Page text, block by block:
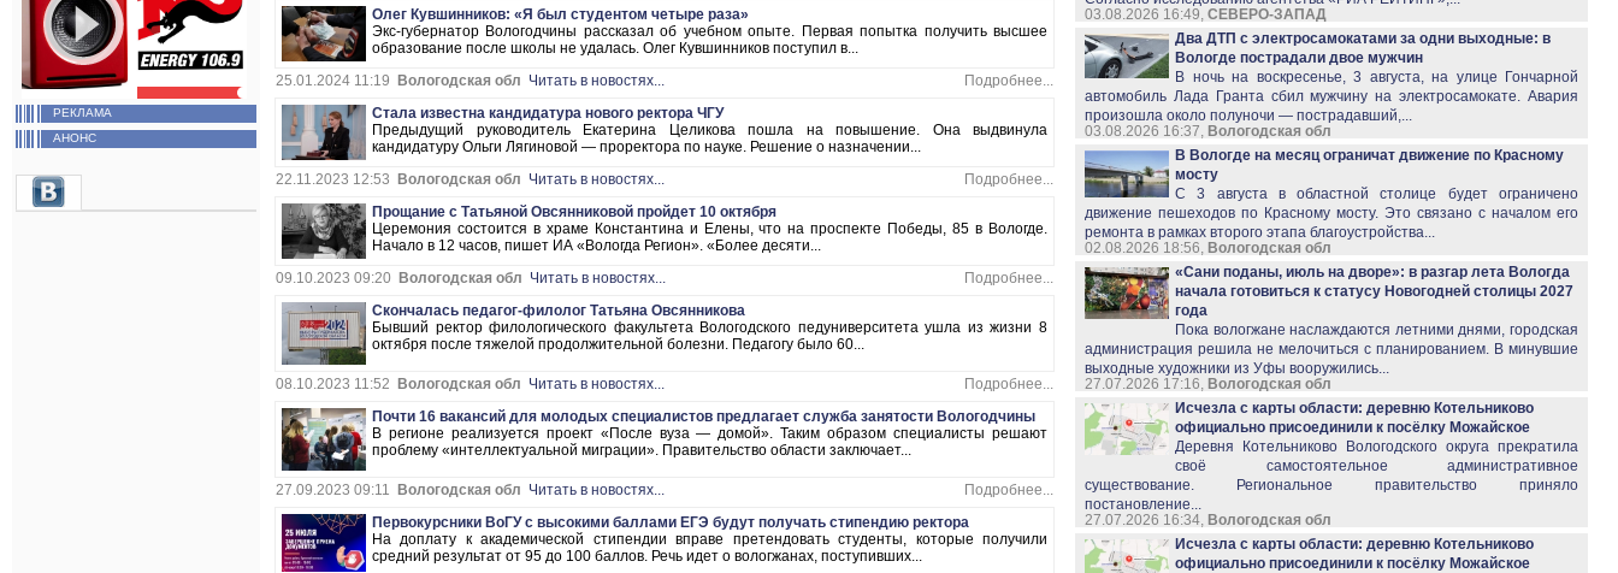
РЕКЛАМА
АНОНС
Олег Кувшинников: «Я был студентом четыре раза»
Экс-губернатор Вологодчины рассказал об учебном опыте. Первая попытка получить высшее
образование после школы не удалась. Олег Кувшинников поступил в...
25.01.2024 11:19
Вологодская обл Читать в новостях...
Подробнее...
Стала известна кандидатура нового ректора ЧГУ
Предыдущий руководитель Екатерина Целикова пошла на повышение. Она выдвинула
кандидатуру Ольги Лягиновой — проректора по науке. Решение о назначении...
22.11.2023 12:53
Вологодская обл Читать в новостях...
Подробнее...
Прощание с Татьяной Овсянниковой пройдет 10 октября
Церемония состоится в храме Константина и Елены, что на проспекте Победы, 85 в Вологде.
Начало в 12 часов, пишет ИА «Вологда Регион». «Более десяти...
09.10.2023 09:20 Вологодская обл Читать в новостях...
Подробнее...
Скончалась педагог-филолог Татьяна Овсянникова
Бывший ректор филологического факультета Вологодского педуниверситета ушла из жизни 8
октября после тяжелой продолжительной болезни. Педагогу было 60...
08.10.2023 11:52 Вологодская обл Читать в новостях...
Подробнее...
Почти 16 вакансий для молодых специалистов предлагает служба занятости Вологодчины
В регионе реализуется проект «После вуза — домой». Таким образом специалисты решают
проблему «интеллектуальной миграции». Правительство области заключает...
27.09.2023 09:11 Вологодская обл Читать в новостях...
Подробнее...
Первокурсники ВоГУ с высокими баллами ЕГЭ будут получать стипендию ректора
На доплату к академической стипендии вправе претендовать студенты, которые получили
средний результат от 95 до 100 баллов. Речь идет о вологжанах, поступивших...
03.08.2026 16:49, СЕВЕРО-ЗАПАД
Два ДТП с электросамокатами за одни выходные: в
Вологде пострадали двое мужчин
В ночь на воскресенье, 3 августа, на улице Гончарной
автомобиль Лада Гранта сбил мужчину на электросамокате. Авария
произошла около полуночи — пострадавший,...
03.08.2026 16:37, Вологодская обл
В Вологде на месяц ограничат движение по Красному
мосту
С 3 августа в областной столице будет ограничено
движение пешеходов по Красному мосту. Это связано с началом его
ремонта в рамках второго этапа благоустройства...
02.08.2026 18:56, Вологодская обл
«Сани поданы, июль на дворе»: в разгар лета Вологда
начала готовиться к статусу Новогодней столицы 2027
года
Пока вологжане наслаждаются летними днями, городская
администрация решила не мелочиться с планированием. В минувшие
выходные художники из Уфы вооружились...
27.07.2026 17:16, Вологодская обл
Исчезла с карты области: деревню Котельниково
официально присоединили к посёлку Можайское
Деревня Котельниково Вологодского округа прекратила
своё самостоятельное административное
существование. Региональное правительство приняло
постановление...
27.07.2026 16:34, Вологодская обл
Исчезла с карты области: деревню Котельниково
официально присоединили к посёлку Можайское